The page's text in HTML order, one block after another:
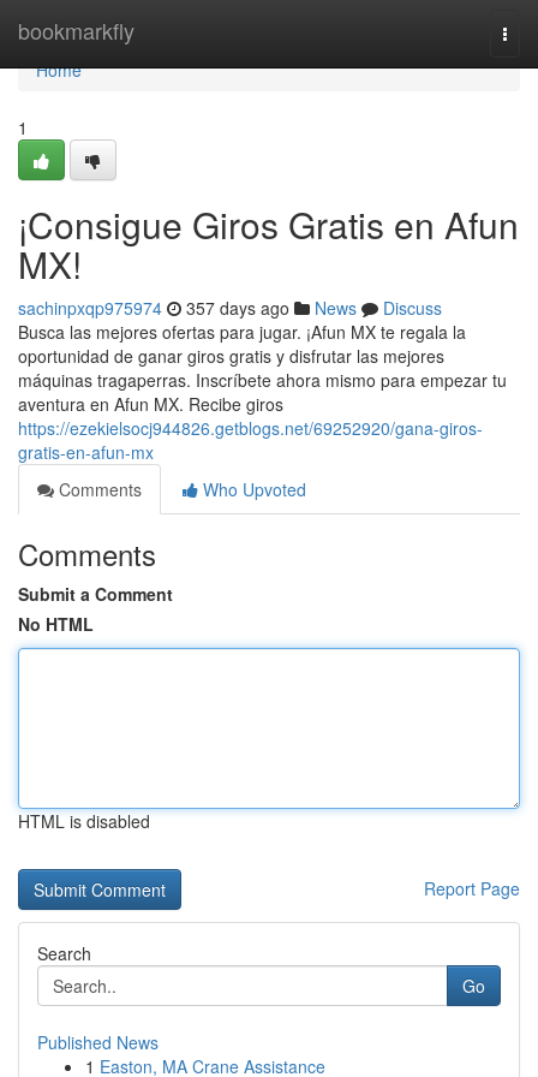
bookmarkfly
Home
Home
1
¡Consigue Giros Gratis en Afun
MX!
sachinpxqp975974 357 days ago News
Discuss
Busca las mejores ofertas para jugar. ¡Afun MX te regala la
oportunidad de ganar giros gratis y disfrutar las mejores
máquinas tragaperras. Inscríbete ahora mismo para empezar tu
aventura en Afun MX. Recibe giros
https://ezekielsocj944826.getblogs.net/69252920/gana-giros-
gratis-en-afun-mx
Comments
Who Upvoted
Comments
Submit a Comment
No HTML
HTML is disabled
Report Page
Search
Go
Published News
1 Easton, MA Crane Assistance